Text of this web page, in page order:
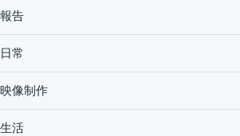
報告
日常
映像制作
生活